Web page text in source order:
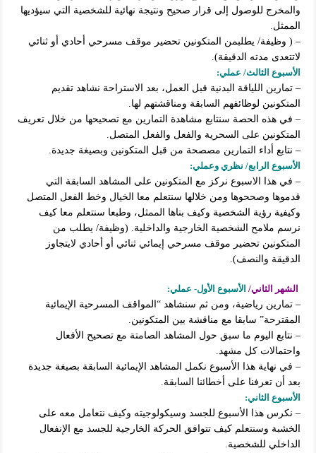
والمخرج للوصول إلى قرار صحيح ونتيجة نهائية للشخصية التي سيؤديها
الممثل.
– ( وظيفة/ يطلبمن المتكونين تحضير موقف مسرحي أحادي أو ثنائي
لاتتعدى مدته الدقيقة).
الأسبوع الثالث/ عملي:
– تمارين اللياقة البدنية قبل العمل، بعد الاستراحة نشاهد تقديم
المتكونين لوظائفهم السابقة ومناقشتهم لها.
– في هذه الحصة سنتابع مشاهدة التمارين مع تصحيحها من خلال تعريف
المتكونين على السحرية والفعل والفعل المتصل.
– نتابع أداء التمارين مصصحة من قبل المتكونين وبصيغة جديدة.
الأسبوع الرابع/ نظري وعملي:
– في هذا الاسبوع نركز مع المتكونين على المشاهد السابقة التي
قدموها وصححوها ومن خلالها سنتعلم معا الخيال وخط الفعل المتصل
وكيفية رؤية الشخصية وكيف بناها الممثل، وطبعا سنتعلم معا كيف
نرسم ملامح الشخصية الخارجية والداخلية. (وظيفة/ يطلب من
المتكونين تحضير موقف مسرحي إيمائي ثنائي أو أحادي لايتجاوز
الدقيقة والنصف).
الشهر الثاني/ الأسبوع الأول- عملي:
– تمارين رياضية، ومن ثم سنشاهد “المواقف المسرحية الإيمائية
المقترحة” سابقا مع مناقشة بين المتكونين.
– نتابع اليوم ما سبق حول المشاهد الصامتة مع تصحيح الأفعال
واحتمالات كل مشهد.
– في نهاية هذا الأسبوع نكمل المشاهد الإيمائية السابقة بصيغة جديدة
بعد أن تعرفنا على أخطائنا السابقة.
الأسبوع الثاني:
– نكرس هذا الأسبوع للجسد وسيكولوجيته وكيف نتعامل معه على
الخشبة وسنتعلم كيف تتوافق الحركة الخارجية للجسد مع الإنفعال
الداخلي للشخصية.